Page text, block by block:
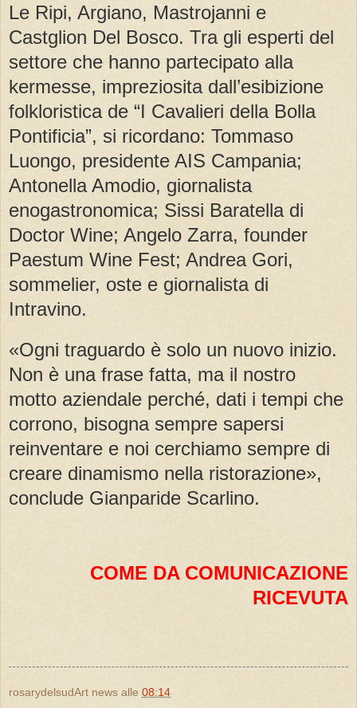
Le Ripi, Argiano, Mastrojanni e
Castglion Del Bosco. Tra gli esperti del
settore che hanno partecipato alla
kermesse, impreziosita dall’esibizione
folkloristica de “I Cavalieri della Bolla
Pontificia”, si ricordano: Tommaso
Luongo, presidente AIS Campania;
Antonella Amodio, giornalista
enogastronomica; Sissi Baratella di
Doctor Wine; Angelo Zarra, founder
Paestum Wine Fest; Andrea Gori,
sommelier, oste e giornalista di
Intravino.
«Ogni traguardo è solo un nuovo inizio.
Non è una frase fatta, ma il nostro
motto aziendale perché, dati i tempi che
corrono, bisogna sempre sapersi
reinventare e noi cerchiamo sempre di
creare dinamismo nella ristorazione»,
conclude Gianparide Scarlino.
COME DA COMUNICAZIONE
RICEVUTA
rosarydelsudArt news alle 08:14